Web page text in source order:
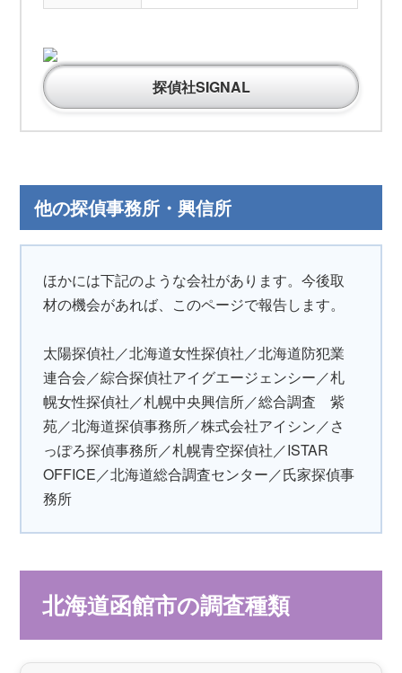
探偵社SIGNAL
他の探偵事務所・興信所
ほかには下記のような会社があります。今後取
材の機会があれば、このページで報告します。
太陽探偵社／北海道女性探偵社／北海道防犯業
連合会／綜合探偵社アイグエージェンシー／札
幌女性探偵社／札幌中央興信所／総合調査 紫
苑／北海道探偵事務所／株式会社アイシン／さ
っぽろ探偵事務所／札幌青空探偵社／ISTAR
OFFICE／北海道総合調査センター／氏家探偵事
務所
北海道函館市の調査種類